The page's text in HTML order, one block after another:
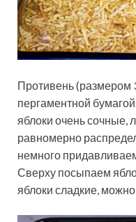
Противень (размером
пергаментной
яблоки очень сочные,
равномерно
немного
Сверху посыпаем
яблоки сладкие,